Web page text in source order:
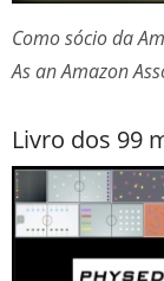
Como sócio da
As an Amazon
Livro dos 99